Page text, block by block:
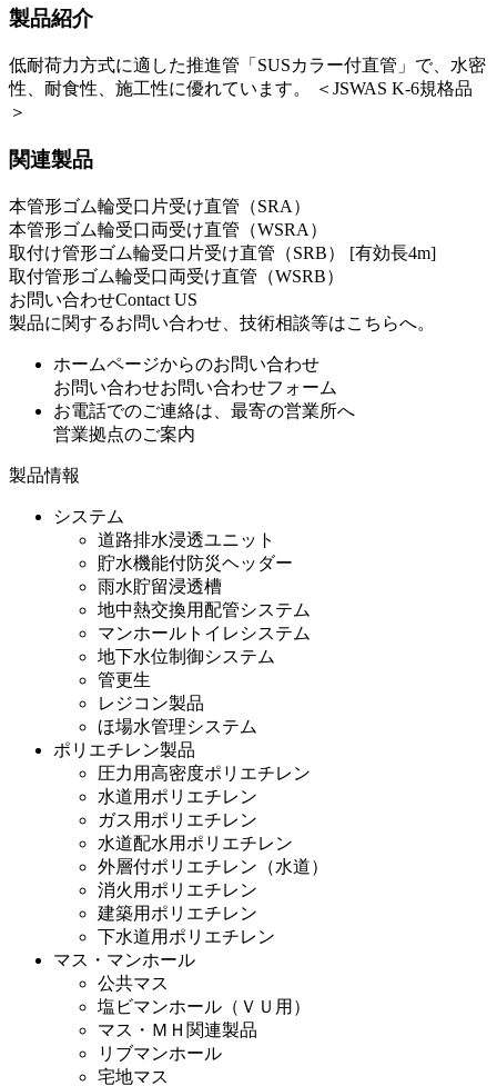
製品紹介
低耐荷力方式に適した推進管「SUSカラー付直管」で、水密
性、耐食性、施工性に優れています。 ＜JSWAS K-6規格品
＞
関連製品
本管形ゴム輪受口片受け直管（SRA）
本管形ゴム輪受口両受け直管（WSRA）
取付け管形ゴム輪受口片受け直管（SRB） [有効長4m]
取付管形ゴム輪受口両受け直管（WSRB）
お問い合わせContact US
製品に関するお問い合わせ、技術相談等はこちらへ。
ホームページからのお問い合わせ
お問い合わせお問い合わせフォーム
お電話でのご連絡は、最寄の営業所へ
営業拠点のご案内
製品情報
システム
道路排水浸透ユニット
貯水機能付防災ヘッダー
雨水貯留浸透槽
地中熱交換用配管システム
マンホールトイレシステム
地下水位制御システム
管更生
レジコン製品
ほ場水管理システム
ポリエチレン製品
圧力用高密度ポリエチレン
水道用ポリエチレン
ガス用ポリエチレン
水道配水用ポリエチレン
外層付ポリエチレン（水道）
消火用ポリエチレン
建築用ポリエチレン
下水道用ポリエチレン
マス・マンホール
公共マス
塩ビマンホール（ＶＵ用）
マス・ＭＨ関連製品
リブマンホール
宅地マス